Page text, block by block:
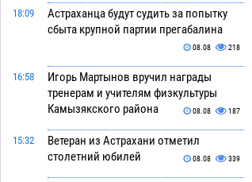
18:09
Астраханца будут судить за попытку
сбыта крупной партии прегабалина
08.08 218
16:58
Игорь Мартынов вручил награды
тренерам и учителям физкультуры
Камызякского района
08.08 187
15:32
Ветеран из Астрахани отметил
столетний юбилей
08.08 339